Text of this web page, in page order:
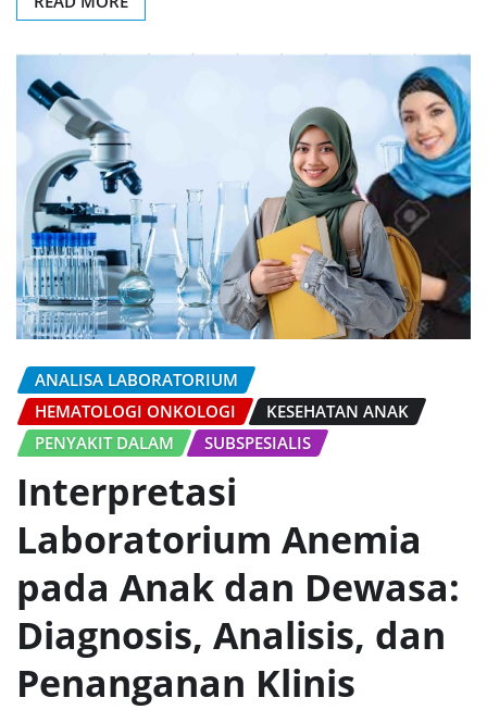
ANALISA LABORATORIUM
HEMATOLOGI ONKOLOGI
KESEHATAN ANAK
PENYAKIT DALAM
SUBSPESIALIS
Interpretasi
Laboratorium Anemia
pada Anak dan Dewasa:
Diagnosis, Analisis, dan
Penanganan Klinis